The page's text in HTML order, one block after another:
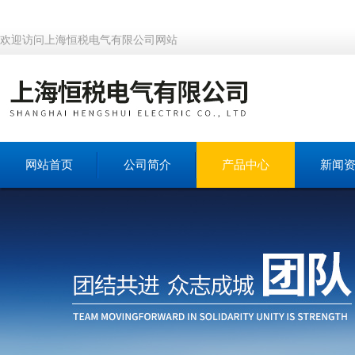
欢迎访问上海恒税电气有限公司网站
网站首页 公司简介 产品中心 新闻